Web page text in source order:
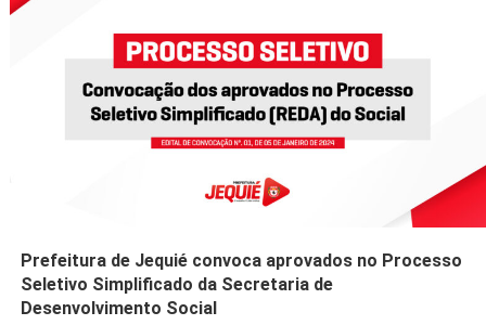
Prefeitura de Jequié convoca aprovados no Processo
Seletivo Simplificado da Secretaria de
Desenvolvimento Social